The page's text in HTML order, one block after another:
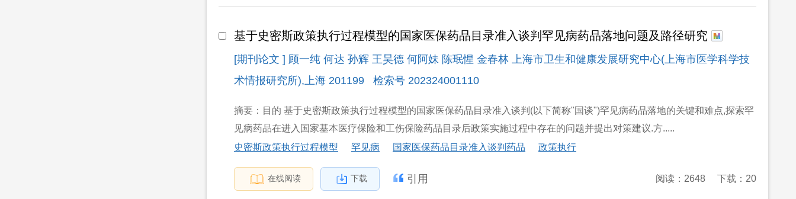
基于史密斯政策执行过程模型的国家医保药品目录准入谈判罕见病药品落地问题及路径研究
[期刊论文 ] 顾一纯 何达 孙辉 王昊德 何阿妹 陈珉惺 金春林 上海市卫生和健康发展研究中心(上海市医学科学技
术情报研究所),上海 201199 检索号 202324001110
摘要：目的 基于史密斯政策执行过程模型的国家医保药品目录准入谈判(以下简称"国谈")罕见病药品落地的关键和难点,探索罕
见病药品在进入国家基本医疗保险和工伤保险药品目录后政策实施过程中存在的问题并提出对策建议.方.....
史密斯政策执行过程模型
罕见病 国家医保药品目录准入谈判药品 政策执行
在线阅读 下载 引用 阅读：2648 下载：20